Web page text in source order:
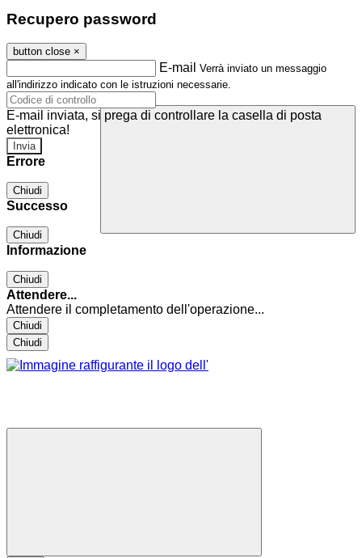
Recupero password
button close ×
E-mail Verrà inviato un messaggio
all'indirizzo indicato con le istruzioni necessarie.
E-mail inviata, si prega di controllare la casella di posta
elettronica!
Errore
Chiudi
Successo
Chiudi
Informazione
Chiudi
Attendere...
Attendere il completamento dell'operazione...
Chiudi
Chiudi